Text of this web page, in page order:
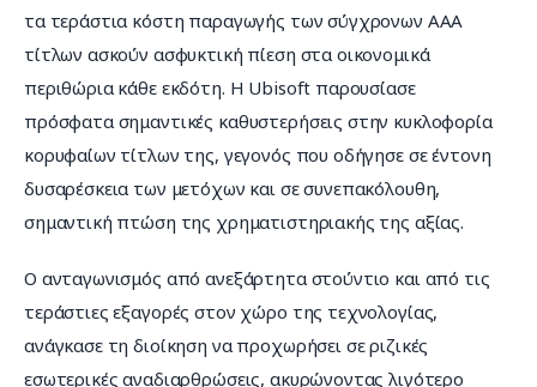
τα τεράστια κόστη παραγωγής των σύγχρονων AAA
τίτλων ασκούν ασφυκτική πίεση στα οικονομικά
περιθώρια κάθε εκδότη. Η Ubisoft παρουσίασε
πρόσφατα σημαντικές καθυστερήσεις στην κυκλοφορία
κορυφαίων τίτλων της, γεγονός που οδήγησε σε έντονη
δυσαρέσκεια των μετόχων και σε συνεπακόλουθη,
σημαντική πτώση της χρηματιστηριακής της αξίας.
Ο ανταγωνισμός από ανεξάρτητα στούντιο και από τις
τεράστιες εξαγορές στον χώρο της τεχνολογίας,
ανάγκασε τη διοίκηση να προχωρήσει σε ριζικές
εσωτερικές αναδιαρθρώσεις, ακυρώνοντας λιγότερο